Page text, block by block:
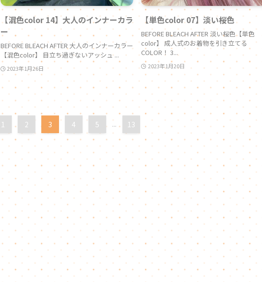
【混色color 14】大人のインナーカラ
ー
BEFORE BLEACH AFTER 大人のインナーカラー
【混色color】 目立ち過ぎないアッシュ ...
2023年1月26日
【単色color 07】淡い桜色
BEFORE BLEACH AFTER 淡い桜色【単色
color】 成人式のお着物を引き立てる
COLOR！ 3...
2023年1月20日
1 2 3 4 5 ... 13